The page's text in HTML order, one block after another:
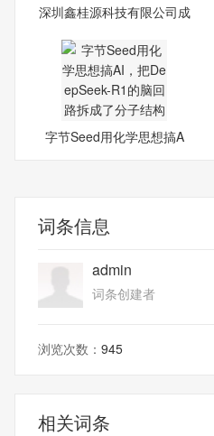
深圳鑫桂源科技有限公司成
字节Seed用化学思想搞A
词条信息
admin
词条创建者
浏览次数： 945
相关词条